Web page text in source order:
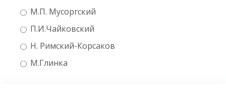
М.П. Мусоргский
П.И.Чайковский
Н. Римский-Корсаков
М.Глинка